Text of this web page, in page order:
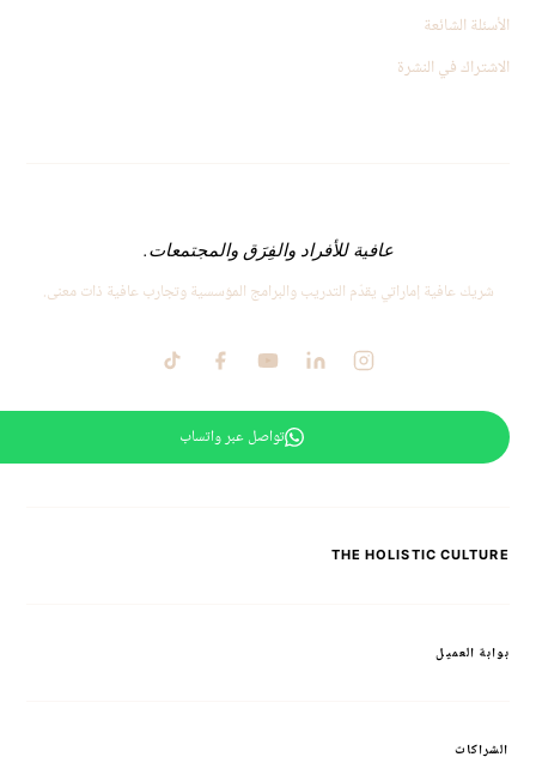
الأسئلة الشائعة
الاشتراك في النشرة
عافية للأفراد والفِرَق والمجتمعات.
شريك عافية إماراتي يقدّم التدريب والبرامج المؤسسية وتجارب عافية ذات معنى.
تواصل عبر واتساب
THE HOLISTIC CULTURE
بوابة العميل
الشراكات